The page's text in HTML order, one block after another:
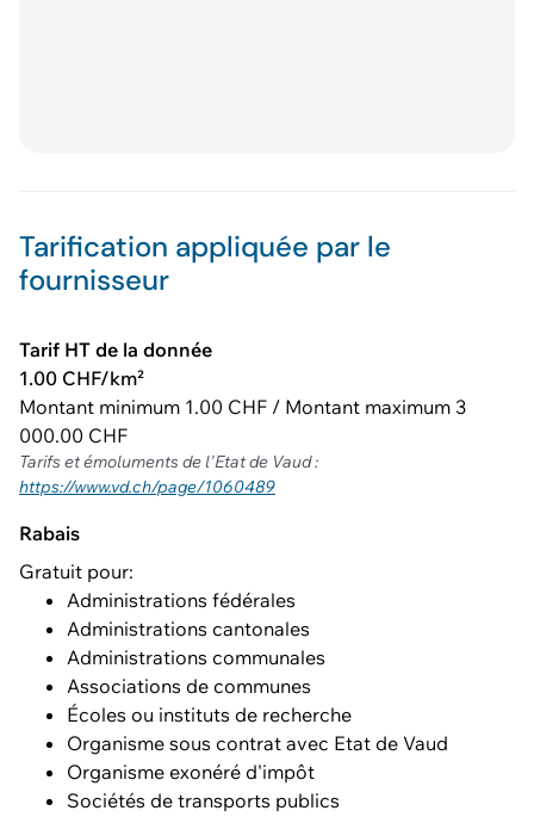
Tarification appliquée par le
fournisseur
Tarif HT de la donnée
1.00 CHF/km²
Montant minimum 1.00 CHF / Montant maximum 3
000.00 CHF
Tarifs et émoluments de l'Etat de Vaud :
https://www.vd.ch/page/1060489
Rabais
Gratuit pour:
Administrations fédérales
Administrations cantonales
Administrations communales
Associations de communes
Écoles ou instituts de recherche
Organisme sous contrat avec Etat de Vaud
Organisme exonéré d'impôt
Sociétés de transports publics